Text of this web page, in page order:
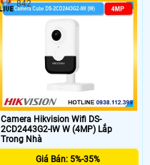
Camera Hikvision Wifi DS-
2CD2443G2-IW W (4MP) Lắp
Trong Nhà
Giá Bán: 5%-35%
842